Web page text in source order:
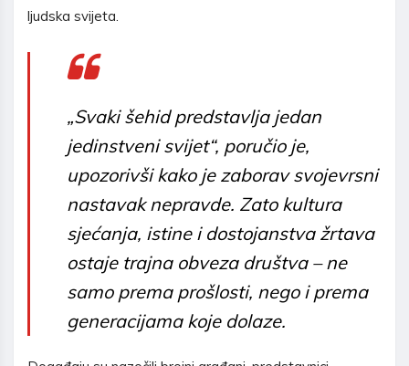
ljudska svijeta.
„Svaki šehid predstavlja jedan
jedinstveni svijet“, poručio je,
upozorivši kako je zaborav svojevrsni
nastavak nepravde. Zato kultura
sjećanja, istine i dostojanstva žrtava
ostaje trajna obveza društva – ne
samo prema prošlosti, nego i prema
generacijama koje dolaze.